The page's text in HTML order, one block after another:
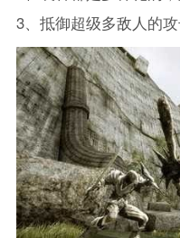
3、抵御超级多敌人的